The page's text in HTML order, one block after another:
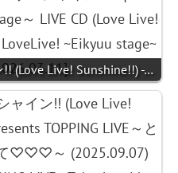
(Love Live! Sunshine!!) -…